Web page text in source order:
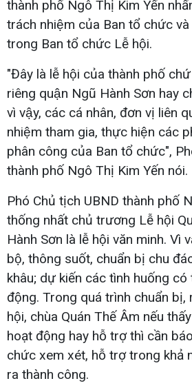
thành phố Ngô Thị Kim Yến
trách nhiệm của Ban tổ chức
trong Ban tổ chức Lễ hội.
"Đây là lễ hội của thành phố
riêng quận Ngũ Hành Sơn hay
vì vậy, các cá nhân, đơn vị liên
nhiệm tham gia, thực hiện các
phân công của Ban tổ chức",
thành phố Ngô Thị Kim Yến nói.
Phó Chủ tịch UBND thành phố
thống nhất chủ trương Lễ hội
Hành Sơn là lễ hội văn minh. Vì
bộ, thông suốt, chuẩn bị chu
khâu; dự kiến các tình huống
động. Trong quá trình chuẩn
hội, chùa Quán Thế Âm nếu
hoạt động hay hỗ trợ thì cần
chức xem xét, hỗ trợ trong khả
ra thành công.